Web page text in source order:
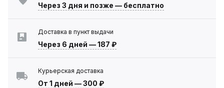
Через 3 дня и позже — бесплатно
Доставка в пункт выдачи
Через 6 дней —187 ₽
Курьерская доставка
От 1 дней —300 ₽